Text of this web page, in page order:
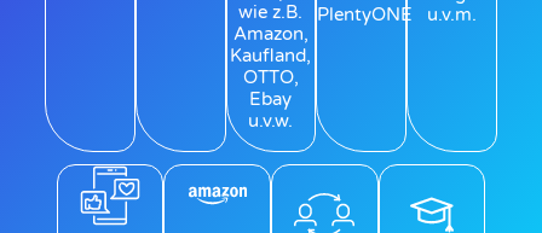
wie z.B.
Amazon,
Kaufland,
OTTO,
Ebay
u.v.w.
PlentyONE
u.v.m.​​